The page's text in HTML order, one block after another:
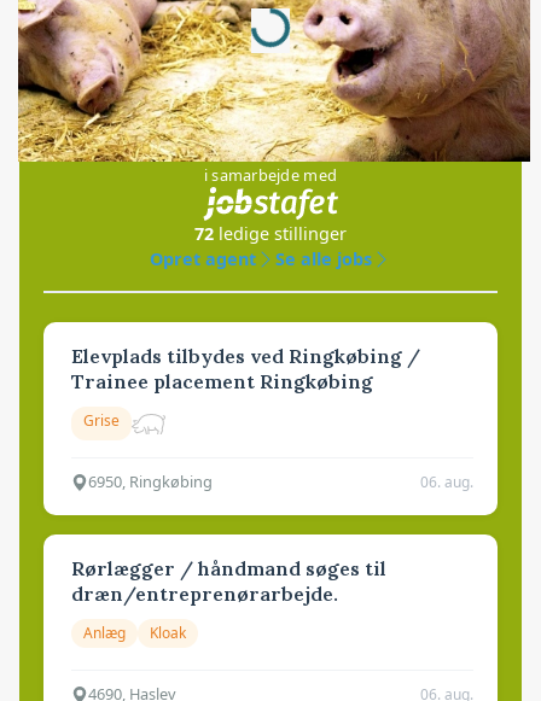
Loading...
Jobs
i samarbejde med
72 ledige stillinger
Opret agent
Se alle jobs
Elevplads tilbydes ved Ringkøbing /
Trainee placement Ringkøbing
Grise
6950, Ringkøbing 06. aug.
Rørlægger / håndmand søges til
dræn/entreprenørarbejde.
Anlæg Kloak
4690, Haslev 06. aug.